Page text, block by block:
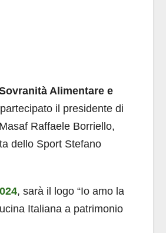
Alimentare e
il presidente di
Raffaele Borriello,
dello Sport Stefano
, sarà il logo “Io amo la
Italiana a patrimonio